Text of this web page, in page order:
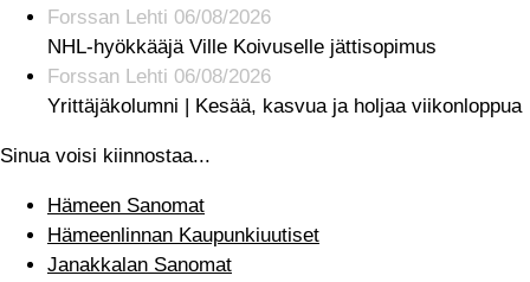
Forssan Lehti 06/08/2026
NHL-hyökkääjä Ville Koivuselle jättisopimus
Forssan Lehti 06/08/2026
Yrittäjäkolumni | Kesää, kasvua ja holjaa viikonloppua
Sinua voisi kiinnostaa...
Hämeen Sanomat
Hämeenlinnan Kaupunkiuutiset
Janakkalan Sanomat